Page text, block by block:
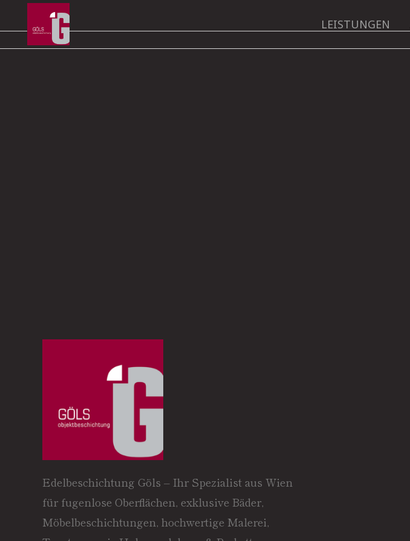
LEISTUNGEN
Edelbeschichtung Göls – Ihr Spezialist aus Wien
für fugenlose Oberflächen, exklusive Bäder,
Möbelbeschichtungen, hochwertige Malerei,